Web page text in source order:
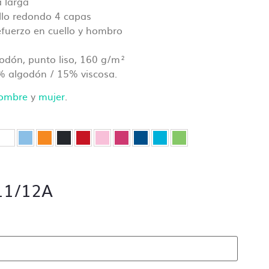
redondo 4 capas
en cuello y hombro
punto liso, 160 g/m²
algodón / 15% viscosa.
y mujer.
12A
antes
pedido.
cada